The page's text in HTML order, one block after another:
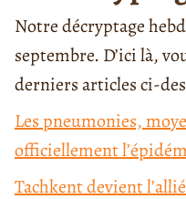
Notre décryptage
septembre. D’ici là,
derniers articles ci-
Les pneumonies,
officiellement
Tachkent devient